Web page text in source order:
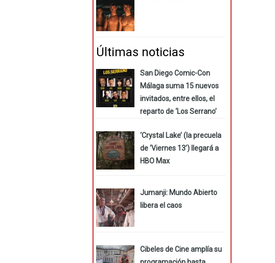
Últimas noticias
San Diego Comic-Con
Málaga suma 15 nuevos
invitados, entre ellos, el
reparto de ‘Los Serrano’
‘Crystal Lake’ (la precuela
de ‘Viernes 13’) llegará a
HBO Max
Jumanji: Mundo Abierto
libera el caos
Cibeles de Cine amplía su